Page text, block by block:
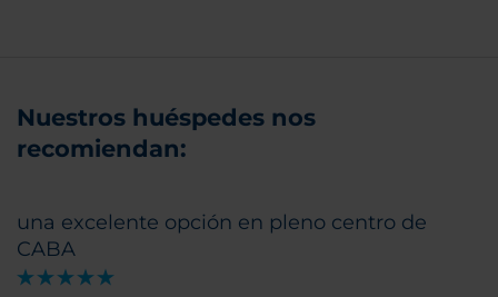
Nuestros huéspedes nos
recomiendan:
una excelente opción en pleno centro de
CABA